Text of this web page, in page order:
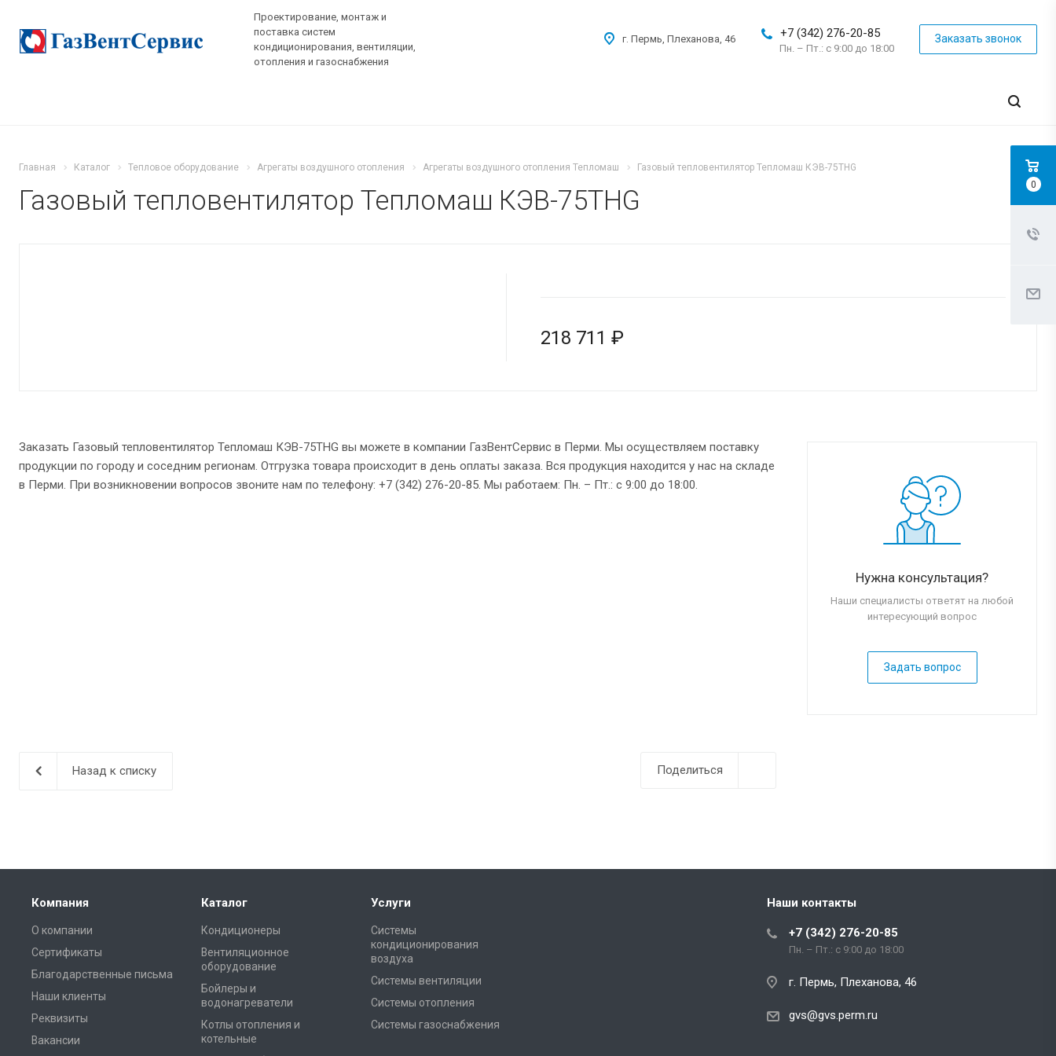
Проектирование, монтаж и
поставка систем
кондиционирования, вентиляции,
отопления и газоснабжения
+7 (342) 276-20-85
Пн. – Пт.: с 9:00 до 18:00
Заказать звонок
г. Пермь, Плеханова, 46
Главная Каталог Тепловое оборудование Агрегаты воздушного отопления Агрегаты воздушного отопления Тепломаш Газовый тепловентилятор Тепломаш КЭВ-75THG
Газовый тепловентилятор Тепломаш КЭВ-75THG
218 711 ₽
Заказать Газовый тепловентилятор Тепломаш КЭВ-75THG вы можете в компании ГазВентСервис в Перми. Мы осуществляем поставку
продукции по городу и соседним регионам. Отгрузка товара происходит в день оплаты заказа. Вся продукция находится у нас на складе
в Перми. При возникновении вопросов звоните нам по телефону: +7 (342) 276-20-85. Мы работаем: Пн. – Пт.: с 9:00 до 18:00.
Нужна консультация?
Наши специалисты ответят на любой
интересующий вопрос
Задать вопрос
Поделиться
Назад к списку
Компания
О компании
Сертификаты
Благодарственные письма
Наши клиенты
Реквизиты
Вакансии
Каталог
Кондиционеры
Вентиляционное
оборудование
Бойлеры и
водонагреватели
Котлы отопления и
котельные
Услуги
Системы
кондиционирования
воздуха
Системы вентиляции
Системы отопления
Системы газоснабжения
Наши контакты
+7 (342) 276-20-85
Пн. – Пт.: с 9:00 до 18:00
г. Пермь, Плеханова, 46
gvs@gvs.perm.ru
0